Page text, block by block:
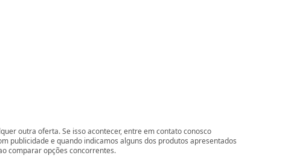
outra oferta. Se isso acontecer, entre em contato conosco
publicidade e quando indicamos alguns dos produtos apresentados
comparar opções concorrentes.